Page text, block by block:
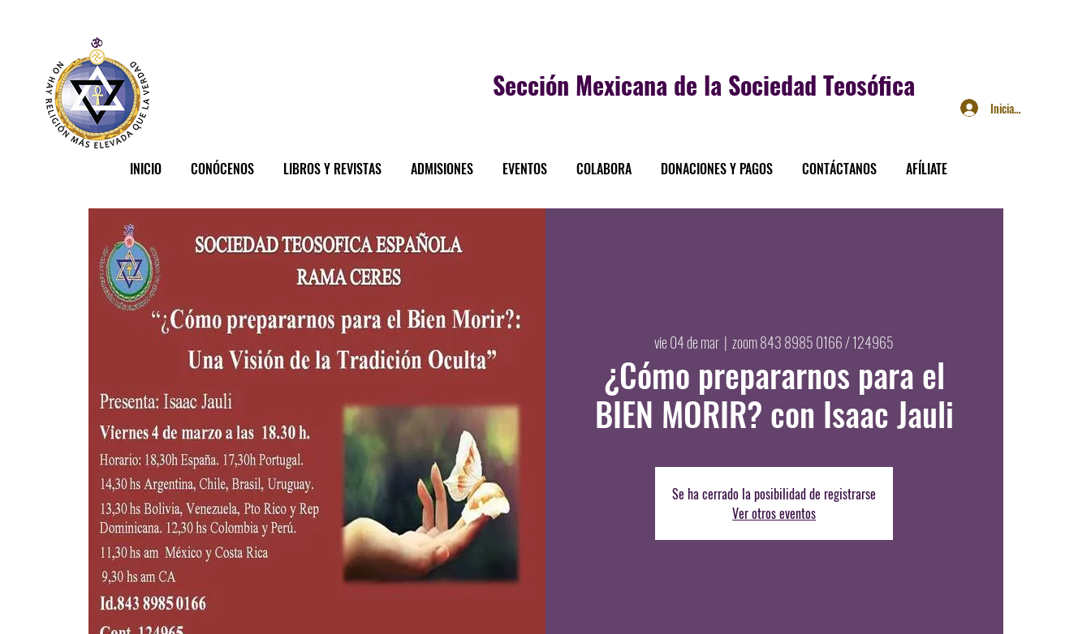
Sección Mexicana de la Sociedad Teosófica
INICIO CONÓCENOS LIBROS Y REVISTAS ADMISIONES EVENTOS COLABORA DONACIONES Y PAGOS CONTÁCTANOS AFÍLIATE
Iniciar sesión
vie 04 de mar
  |
zoom 843 8985 0166 / 124965
¿Cómo prepararnos para el
BIEN MORIR? con Isaac Jauli
Se ha cerrado la posibilidad de registrarse
Ver otros eventos